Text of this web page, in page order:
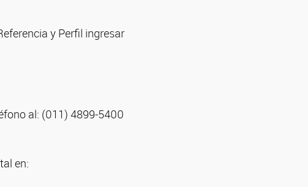
y Perfil ingresar
al: (011) 4899-5400
en: